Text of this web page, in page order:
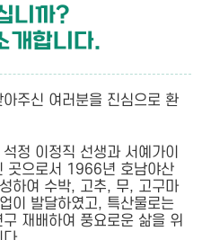
니까?
개합니다.
주신 여러분을 진심으로 환
정 이정직 선생과 서예가이
곳으로서 1966년 호남야산
하여 수박, 고추, 무, 고구마
이 발달하였고, 특산물로는
재배하여 풍요로운 삶을 위